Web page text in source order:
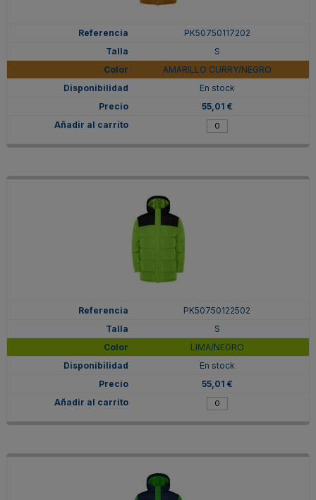
PK50750117202
S
AMARILLO CURRY/NEGRO
En stock
55,01 €
PK50750122502
S
LIMA/NEGRO
En stock
55,01 €